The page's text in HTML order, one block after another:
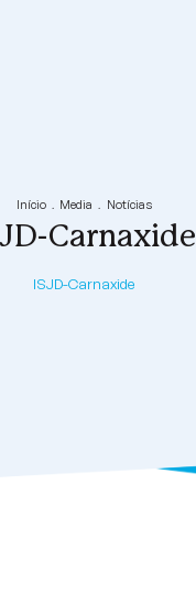
Início Media Notícias
Carnaxide
ISJD-Carnaxide